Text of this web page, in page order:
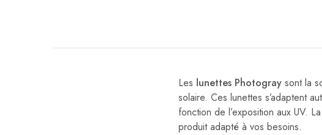
Les lunettes Photogray sont la
solaire. Ces lunettes s’adaptent
fonction de l’exposition aux UV.
produit adapté à vos besoins.